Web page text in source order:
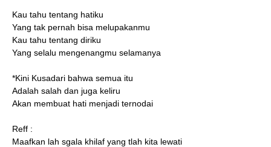
Kau tahu tentang hatiku
Yang tak pernah bisa melupakanmu
Kau tahu tentang diriku
Yang selalu mengenangmu selamanya
*Kini Kusadari bahwa semua itu
Adalah salah dan juga keliru
Akan membuat hati menjadi ternodai
Reff :
Maafkan lah sgala khilaf yang tlah kita lewati